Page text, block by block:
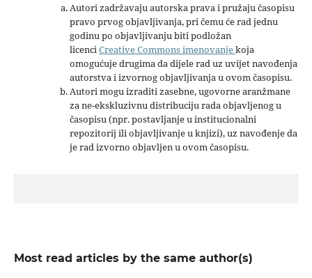
Autori zadržavaju autorska prava i pružaju časopisu
pravo prvog objavljivanja, pri čemu će rad jednu
godinu po objavljivanju biti podložan
licenciCreative Commons imenovanjekoja
omogućuje drugima da dijele rad uz uvijet navođenja
autorstva i izvornog objavljivanja u ovom časopisu.
Autori mogu izraditi zasebne, ugovorne aranžmane
za ne-ekskluzivnu distribuciju rada objavljenog u
časopisu (npr. postavljanje u institucionalni
repozitorij ili objavljivanje u knjizi), uz navođenje da
je rad izvorno objavljen u ovom časopisu.
Most read articles by the same author(s)